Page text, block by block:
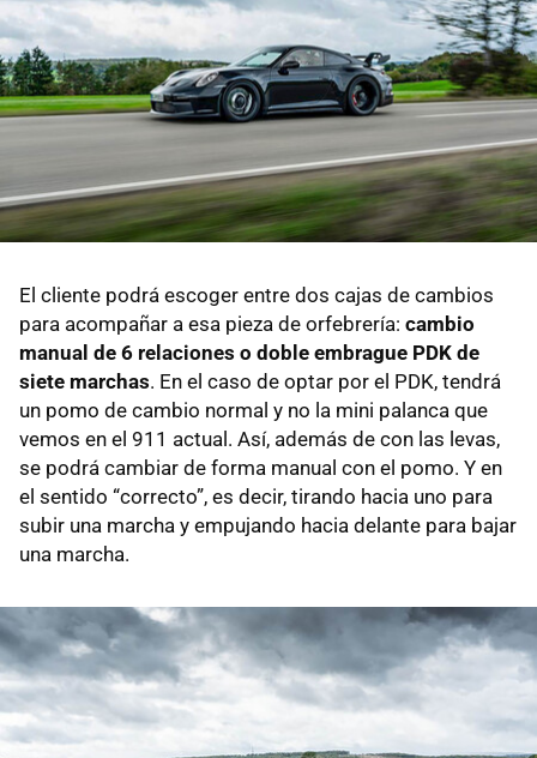
El cliente podrá escoger entre dos cajas de cambios
para acompañar a esa pieza de orfebrería: cambio
manual de 6 relaciones o doble embrague PDK de
siete marchas. En el caso de optar por el PDK, tendrá
un pomo de cambio normal y no la mini palanca que
vemos en el 911 actual. Así, además de con las levas,
se podrá cambiar de forma manual con el pomo. Y en
el sentido “correcto”, es decir, tirando hacia uno para
subir una marcha y empujando hacia delante para bajar
una marcha.